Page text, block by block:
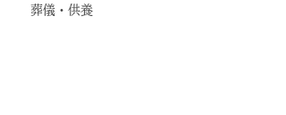
葬儀・供養